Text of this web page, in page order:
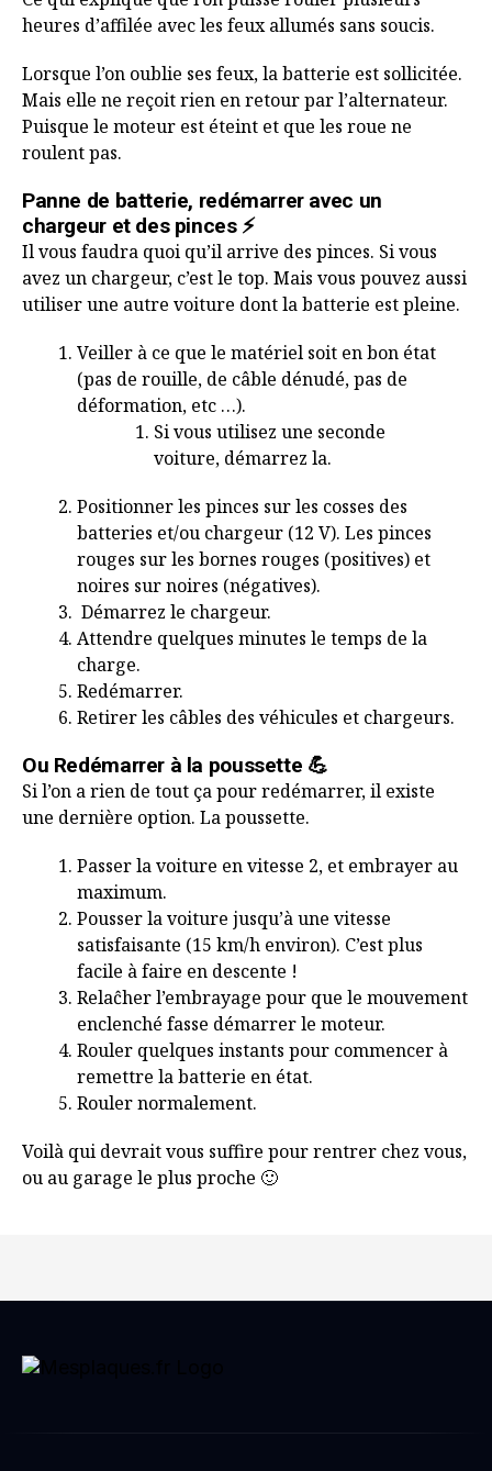
heures d’affilée avec les feux allumés sans soucis.
Lorsque l’on oublie ses feux, la batterie est sollicitée.
Mais elle ne reçoit rien en retour par l’alternateur.
Puisque le moteur est éteint et que les roue ne
roulent pas.
Panne de batterie, redémarrer avec un
chargeur et des pinces ⚡️
Il vous faudra quoi qu’il arrive des pinces. Si vous
avez un chargeur, c’est le top. Mais vous pouvez aussi
utiliser une autre voiture dont la batterie est pleine.
Veiller à ce que le matériel soit en bon état
(pas de rouille, de câble dénudé, pas de
déformation, etc …).
Si vous utilisez une seconde
voiture, démarrez la.
Positionner les pinces sur les cosses des
batteries et/ou chargeur (12 V). Les pinces
rouges sur les bornes rouges (positives) et
noires sur noires (négatives).
Démarrez le chargeur.
Attendre quelques minutes le temps de la
charge.
Redémarrer.
Retirer les câbles des véhicules et chargeurs.
Ou Redémarrer à la poussette 💪
Si l’on a rien de tout ça pour redémarrer, il existe
une dernière option. La poussette.
Passer la voiture en vitesse 2, et embrayer au
maximum.
Pousser la voiture jusqu’à une vitesse
satisfaisante (15 km/h environ). C’est plus
facile à faire en descente !
Relaĉher l’embrayage pour que le mouvement
enclenché fasse démarrer le moteur.
Rouler quelques instants pour commencer à
remettre la batterie en état.
Rouler normalement.
Voilà qui devrait vous suffire pour rentrer chez vous,
ou au garage le plus proche 🙂